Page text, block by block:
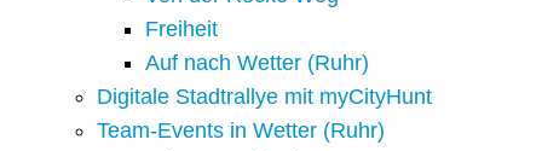
Freiheit
Auf nach Wetter (Ruhr)
Digitale Stadtrallye mit myCityHunt
Team-Events in Wetter (Ruhr)